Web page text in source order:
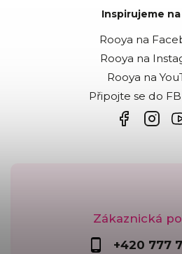
Zákaznická
+420 777
Inspirujeme
Rooya na
Rooya na
Rooya na
Připojte se do